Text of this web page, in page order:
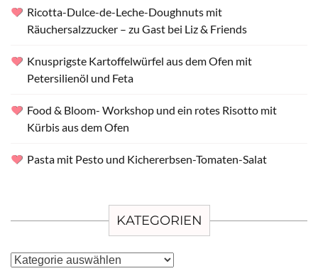
Ricotta-Dulce-de-Leche-Doughnuts mit
Räuchersalzzucker – zu Gast bei Liz & Friends
Knusprigste Kartoffelwürfel aus dem Ofen mit
Petersilienöl und Feta
Food & Bloom- Workshop und ein rotes Risotto mit
Kürbis aus dem Ofen
Pasta mit Pesto und Kichererbsen-Tomaten-Salat
KATEGORIEN
Kategorien